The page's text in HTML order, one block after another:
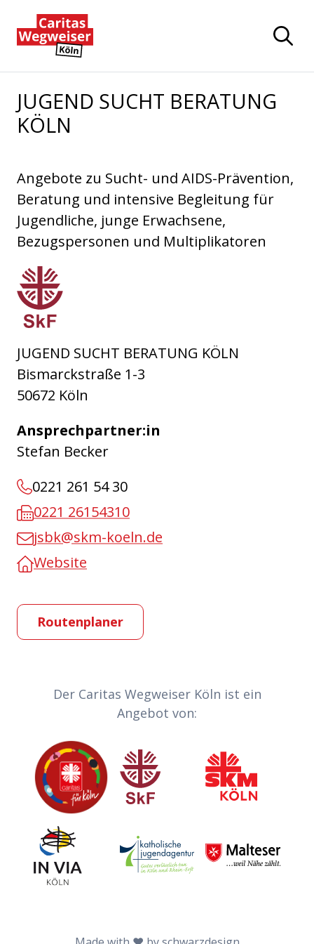
Zur Startseite navigieren
JUGEND SUCHT BERATUNG
KÖLN
Angebote zu Sucht- und AIDS-Prävention,
Beratung und intensive Begleitung für
Jugendliche, junge Erwachsene,
Bezugspersonen und Multiplikatoren
Sozialdienst katholischer Frauen e.V. Köln
JUGEND SUCHT BERATUNG KÖLN
Bismarckstraße 1-3
50672 Köln
Ansprechpartner:in
Stefan Becker
0221 261 54 30
0221 26154310
jsbk@skm-koeln.de
Website
Routenplaner
Partner-LinksDer Caritas Wegweiser Köln ist ein
Angebot von:
Caritas
Sozialdienst katholischer
Sozialdienst
Invia
Katholische Jugendagentur Köln
Malteser